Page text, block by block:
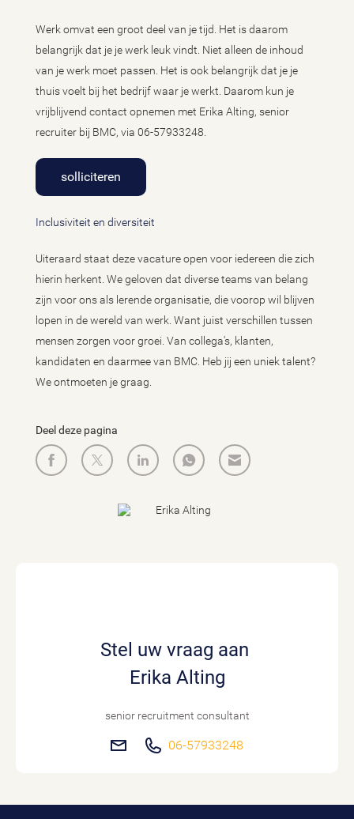
Werk omvat een groot deel van je tijd. Het is daarom
belangrijk dat je je werk leuk vindt. Niet alleen de inhoud
van je werk moet passen. Het is ook belangrijk dat je je
thuis voelt bij het bedrijf waar je werkt. Daarom kun je
vrijblijvend contact opnemen met Erika Alting, senior
recruiter bij BMC, via 06-57933248.
solliciteren
Inclusiviteit en diversiteit
Uiteraard staat deze vacature open voor iedereen die zich
hierin herkent. We geloven dat diverse teams van belang
zijn voor ons als lerende organisatie, die voorop wil blijven
lopen in de wereld van werk. Want juist verschillen tussen
mensen zorgen voor groei. Van collega's, klanten,
kandidaten en daarmee van BMC. Heb jij een uniek talent?
We ontmoeten je graag.
Deel deze pagina
Stel uw vraag aan
Erika Alting
senior recruitment consultant
06-57933248